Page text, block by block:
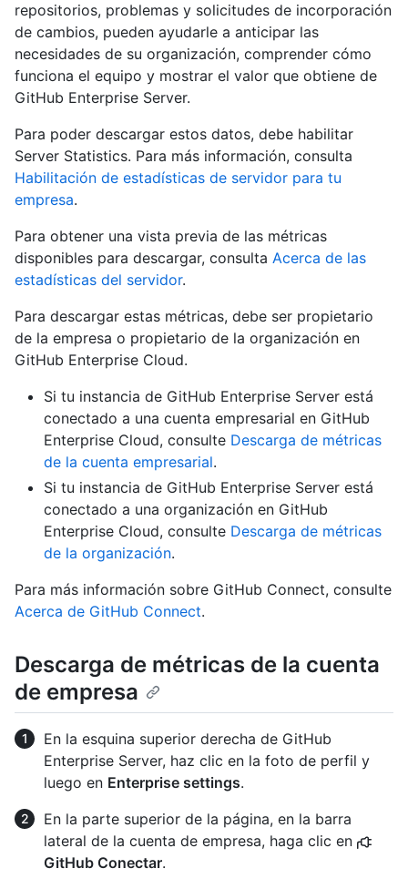
repositorios, problemas y solicitudes de incorporación
de cambios, pueden ayudarle a anticipar las
necesidades de su organización, comprender cómo
funciona el equipo y mostrar el valor que obtiene de
GitHub Enterprise Server.
Para poder descargar estos datos, debe habilitar
Server Statistics. Para más información, consulta
Habilitación de estadísticas de servidor para tu
empresa.
Para obtener una vista previa de las métricas
disponibles para descargar, consulta Acerca de las
estadísticas del servidor.
Para descargar estas métricas, debe ser propietario
de la empresa o propietario de la organización en
GitHub Enterprise Cloud.
Si tu instancia de GitHub Enterprise Server está
conectado a una cuenta empresarial en GitHub
Enterprise Cloud, consulte Descarga de métricas
de la cuenta empresarial.
Si tu instancia de GitHub Enterprise Server está
conectado a una organización en GitHub
Enterprise Cloud, consulte Descarga de métricas
de la organización.
Para más información sobre GitHub Connect, consulte
Acerca de GitHub Connect.
Descarga de métricas de la cuenta
de empresa
En la esquina superior derecha de GitHub
Enterprise Server, haz clic en la foto de perfil y
luego en Enterprise settings.
En la parte superior de la página, en la barra
lateral de la cuenta de empresa, haga clic en
GitHub Conectar.